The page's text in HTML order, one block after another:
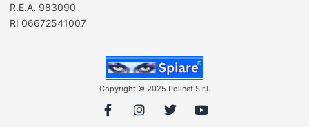
R.E.A. 983090
RI 06672541007
Copyright © 2025 Polinet S.r.l.